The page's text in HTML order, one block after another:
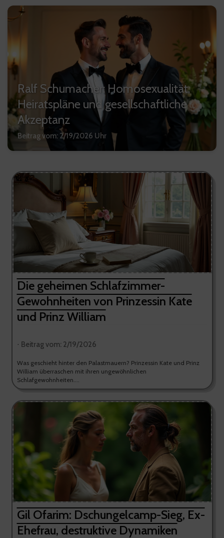
Ralf Schumacher: Homosexualität,
Heiratspläne und gesellschaftliche
Akzeptanz
Beitrag vom: 2/19/2026 Uhr
Die geheimen Schlafzimmer-
Gewohnheiten von Prinzessin Kate
und Prinz William
⋅ Beitrag vom: 2/19/2026
Was geschieht hinter den Palastmauern? Prinzessin Kate und Prinz
William überraschen mit ihren ungewöhnlichen
Schlafgewohnheiten....
Gil Ofarim: Dschungelcamp-Sieg, Ex-
Ehefrau, destruktive Dynamiken